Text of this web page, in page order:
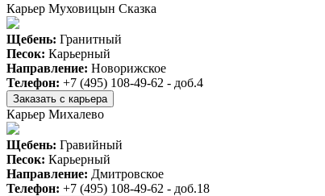
Карьер Муховицын Сказка
Щебень: Гранитный
Песок: Карьерный
Направление: Новорижское
Телефон: +7 (495) 108-49-62 - доб.4
Заказать с карьера
Карьер Михалево
Щебень: Гравийный
Песок: Карьерный
Направление: Дмитровское
Телефон: +7 (495) 108-49-62 - доб.18